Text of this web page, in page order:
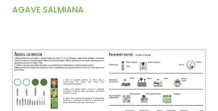
AGAVE SALMIANA